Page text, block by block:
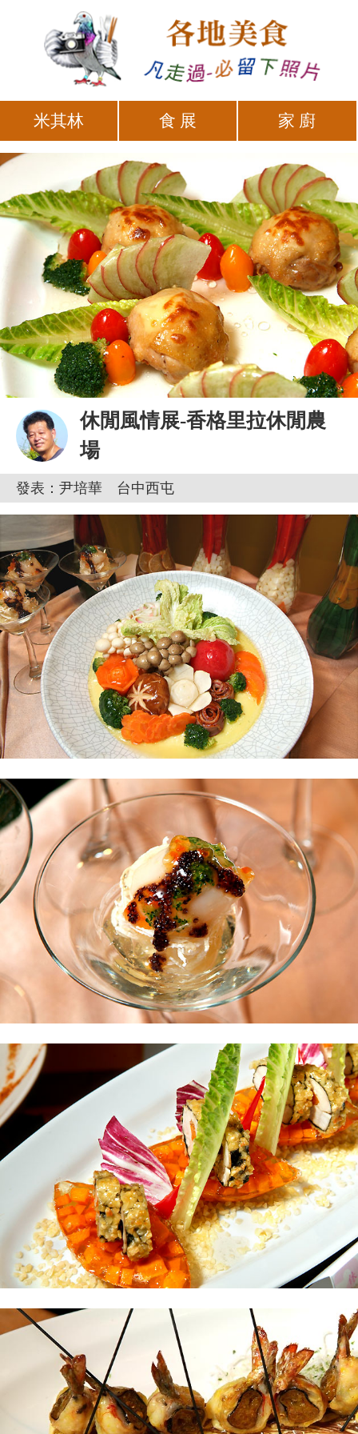
米其林 食 展 家 廚
休閒風情展-香格里拉休閒農
場
發表：尹培華 台中西屯